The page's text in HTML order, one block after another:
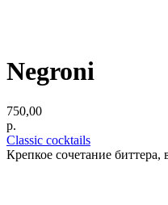
Negroni
750,00
р.
Classic cocktails
Крепкое сочетание